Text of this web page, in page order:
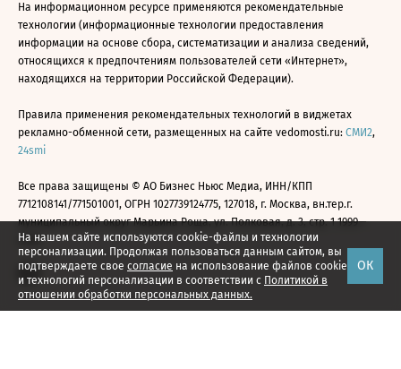
На нашем сайте используются cookie-файлы и технологии
персонализации. Продолжая пользоваться данным сайтом, вы
подтверждаете свое согласие на использование файлов cookie
и технологий персонализации в соответствии с Политикой в
отношении обработки персональных данных.
ОК
На информационном ресурсе применяются рекомендательные
технологии (информационные технологии предоставления
информации на основе сбора, систематизации и анализа сведений,
относящихся к предпочтениям пользователей сети «Интернет»,
находящихся на территории Российской Федерации).
Правила применения рекомендательных технологий в виджетах
рекламно-обменной сети, размещенных на сайте vedomosti.ru: СМИ2,
24smi
Все права защищены © АО Бизнес Ньюс Медиа, ИНН/КПП
7712108141/771501001, ОГРН 1027739124775, 127018, г. Москва, вн.тер.г.
муниципальный округ Марьина Роща, ул. Полковая, д. 3, стр. 1 1999—
2026